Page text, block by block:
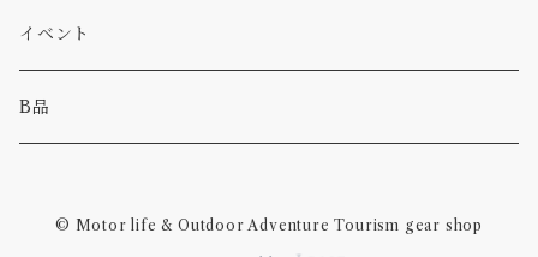
パーカー・トレーナー
カー
キャンプ
イベント
B品
© Motor life & Outdoor Adventure Tourism gear shop